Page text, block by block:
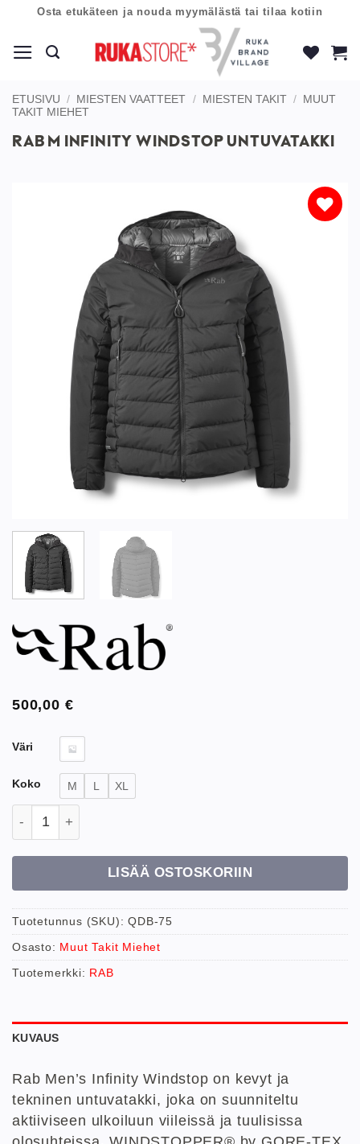
content
Osta etukäteen ja nouda myymälästä tai tilaa kotiin
ETUSIVU / MIESTEN VAATTEET / MIESTEN TAKIT / MUUT
TAKIT MIEHET
RAB M INFINITY WINDSTOP UNTUVATAKKI
500,00 €
Väri
Koko M L XL
LISÄÄ OSTOSKORIIN
Tuotetunnus (SKU):QDB-75
Osasto: Muut Takit Miehet
Tuotemerkki: RAB
KUVAUS
Rab Men’s Infinity Windstop on kevyt ja
tekninen untuvatakki, joka on suunniteltu
aktiiviseen ulkoiluun viileissä ja tuulisissa